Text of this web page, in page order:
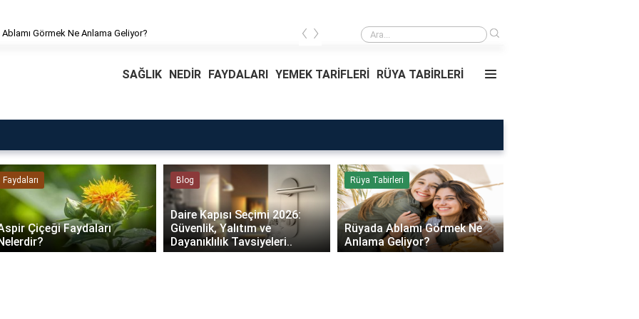
Görmek Ne Anlama Geliyor? Rüyada Ablamı Görmek Ne Anlama Geliyor?
‹ ›
SAĞLIK NEDİR FAYDALARI YEMEK TARİFLERİ RÜYA TABİRLERİ
Faydaları
Çiçeği Faydaları
Blog
Daire Kapısı Seçimi 2026:
Güvenlik, Yalıtım ve
Dayanıklılık Tavsiyeleri..
Rüya Tabirleri
Rüyada Ablamı Görmek Ne
Anlama Geliyor?